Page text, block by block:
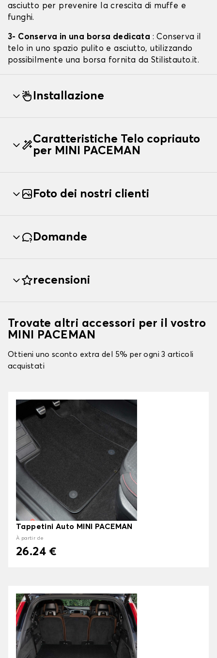
asciutto per prevenire la crescita di muffe e
funghi.
3- Conserva in una borsa dedicata : Conserva il
telo in uno spazio pulito e asciutto, utilizzando
possibilmente una borsa fornita da Stilistauto.it.
Installazione
Caratteristiche Telo copriauto
per MINI PACEMAN
Foto dei nostri clienti
Domande
recensioni
Trovate altri accessori per il vostro
MINI PACEMAN
Ottieni uno sconto extra del 5% per ogni 3 articoli
acquistati
Tappetini Auto MINI PACEMAN
À partir de
26.24 €